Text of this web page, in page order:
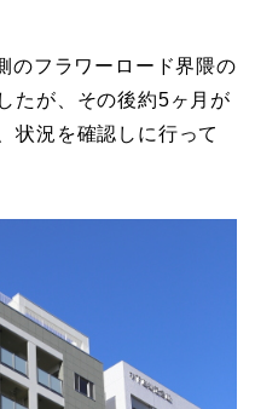
のフラワーロード界隈の
たが、その後約5ヶ月が
状況を確認しに行って